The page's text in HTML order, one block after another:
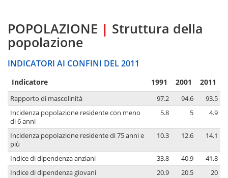
POPOLAZIONE | Struttura della
popolazione
INDICATORI AI CONFINI DEL 2011
Indicatore 1991 2001 2011
Rapporto di mascolinità 97.2 94.6
93.5
Incidenza popolazione residente con meno
di 6 anni
5.8 5 4.9
Incidenza popolazione residente di 75 anni e
più
10.3 12.6 14.1
Indice di dipendenza anziani 33.8 40.9
41.8
Indice di dipendenza giovani
20.9 20.5
20